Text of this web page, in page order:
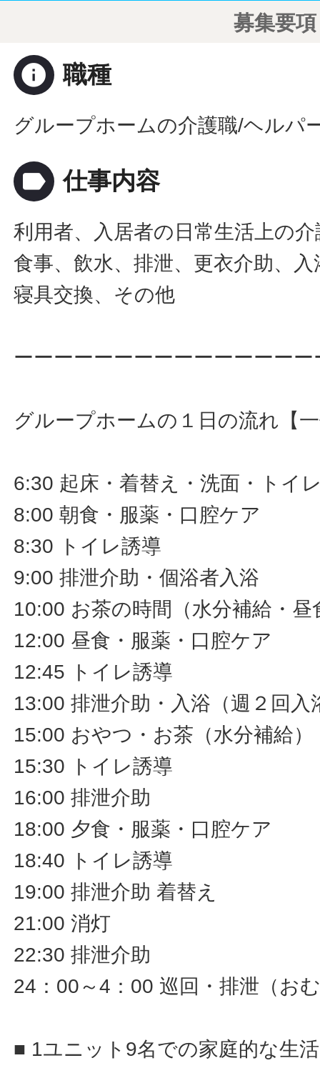
募集要項
info 職種
グループホームの介護職/ヘルパ
label 仕事内容
利用者、入居者の日常生活上の
食事、飲水、排泄、更衣介助、入
寝具交換、その他
ーーーーーーーーーーーーーー
グループホームの１日の流れ【
6:30 起床・着替え・洗面・トイ
8:00 朝食・服薬・口腔ケア
8:30 トイレ誘導
9:00 排泄介助・個浴者入浴
10:00 お茶の時間（水分補給・昼
12:00 昼食・服薬・口腔ケア
12:45 トイレ誘導
13:00 排泄介助・入浴（週２回入
15:00 おやつ・お茶（水分補給）
15:30 トイレ誘導
16:00 排泄介助
18:00 夕食・服薬・口腔ケア
18:40 トイレ誘導
19:00 排泄介助 着替え
21:00 消灯
22:30 排泄介助
24：00～4：00 巡回・排泄（お
■ 1ユニット9名での家庭的な生